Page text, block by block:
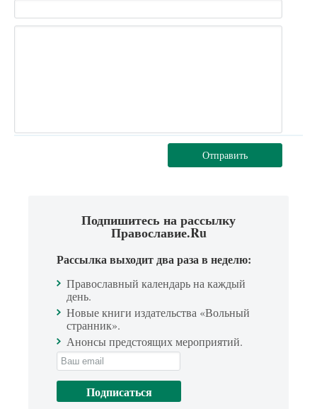
Отправить
Подпишитесь на рассылку
Православие.Ru
Рассылка выходит два раза в неделю:
Православный календарь на каждый
день.
Новые книги издательства «Вольный
странник».
Анонсы предстоящих мероприятий.